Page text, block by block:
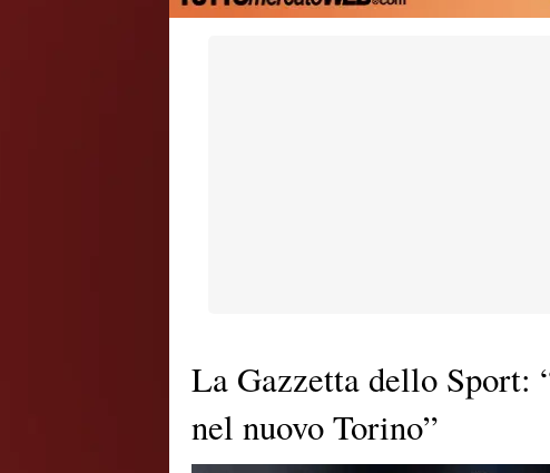
La Gazzetta dello Sport:
nel nuovo Torino”